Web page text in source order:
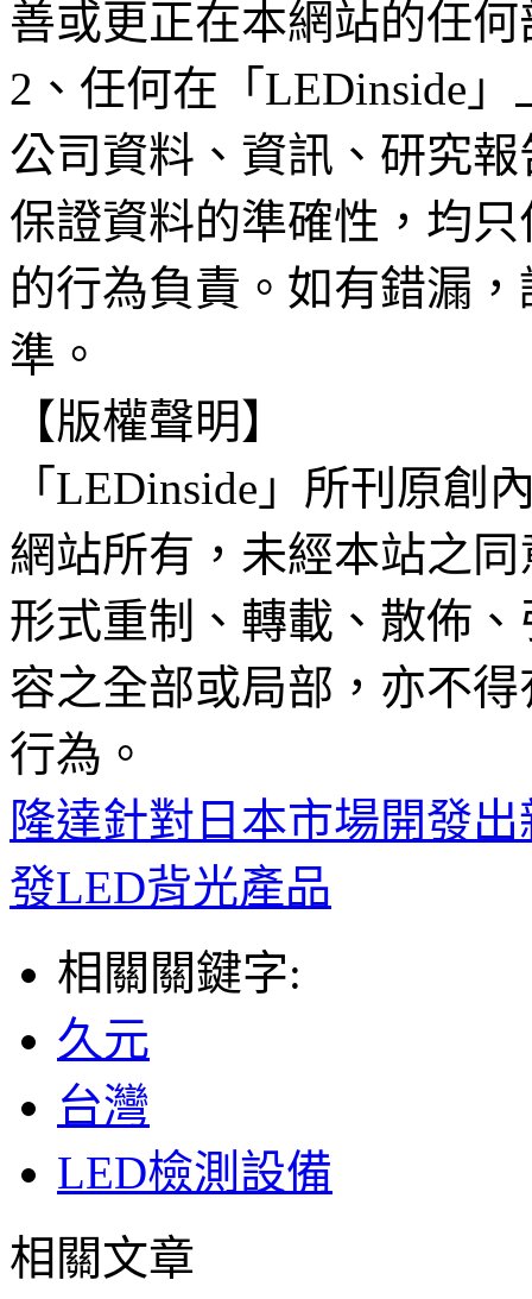
善或更正在本網站的任
2、任何在「LEDinside
公司資料、資訊、研究
保證資料的準確性，均
的行為負責。如有錯漏
準。
【版權聲明】
「LEDinside」所刊原創
網站所有，未經本站之
形式重制、轉載、散佈
容之全部或局部，亦不
行為。
隆達針對日本市場開發
發LED背光產品
相關關鍵字:
久元
台灣
LED檢測設備
相關文章